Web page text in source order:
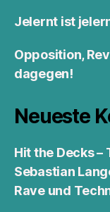
Jelernt ist
Opposition,
dagegen!
Neueste
Hit the Decks –
Sebastian
Rave und